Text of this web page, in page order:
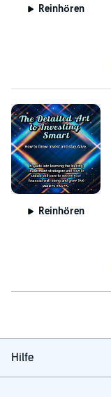
Reinhören
Reinhören
Hilfe